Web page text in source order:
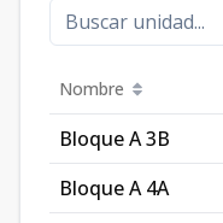
Nombre
Bloque A 3B
Bloque A 4A